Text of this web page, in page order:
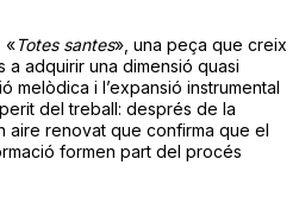
«Totes santes», una peça que creix
a adquirir una dimensió quasi
melòdica i l’expansió instrumental
del treball: després de la
aire renovat que confirma que el
formen part del procés